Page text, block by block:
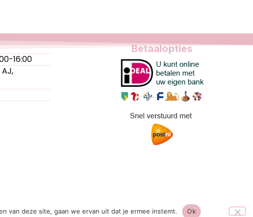
16:00
Betaalopties
& Geertse
van deze site, gaan we ervan uit dat je ermee instemt. Ok